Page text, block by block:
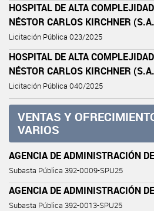
HOSPITAL DE ALTA
NÉSTOR CARLOS KIRCHNER
Licitación Pública 023/2025
HOSPITAL DE ALTA
NÉSTOR CARLOS KIRCHNER
Licitación Pública 040/2025
VENTAS Y
VARIOS
AGENCIA DE ADMINISTRACIÓN
Subasta Pública 392-0009-SPU25
AGENCIA DE ADMINISTRACIÓN
Subasta Pública 392-0013-SPU25